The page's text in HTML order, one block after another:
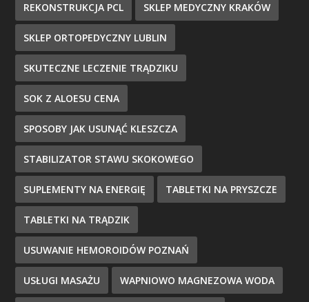
REKONSTRUKCJA PCL SKLEP MEDYCZNY KRAKÓW
SKLEP ORTOPEDYCZNY LUBLIN
SKUTECZNE LECZENIE TRĄDZIKU
SOK Z ALOESU CENA
SPOSOBY JAK USUNĄĆ KLESZCZA
STABILIZATOR STAWU SKOKOWEGO
SUPLEMENTY NA ENERGIĘ TABLETKI NA PRYSZCZE
TABLETKI NA TRĄDZIK
USUWANIE HEMOROIDÓW POZNAŃ
USŁUGI MASAŻU WAPNIOWO MAGNEZOWA WODA